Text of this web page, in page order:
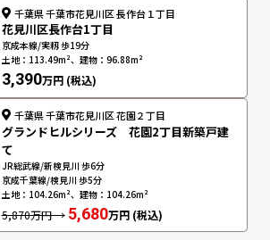
千葉県 千葉市花見川区 長作台１丁目
花見川区長作台1丁目
京成本線/実籾 歩19分
土地：113.49m²、建物：96.88m²
3,390万円 (税込)
千葉県 千葉市花見川区 花園２丁目
グランドヒルシリーズ 花園2丁目新築戸建
て
JR総武線/新検見川 歩6分
京成千葉線/検見川 歩5分
土地：104.26m²、建物：104.26m²
5,870万円 → 5,680万円 (税込)